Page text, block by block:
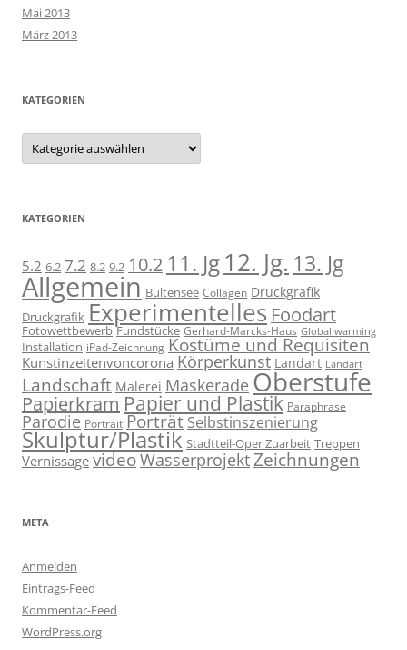
Mai 2013
März 2013
KATEGORIEN
Kategorien
KATEGORIEN
5.2 6.2 7.2 8.2 9.2 10.2 11. Jg12. Jg. 13. Jg
Allgemein Bultensee Collagen Druckgrafik
Druckgrafik Experimentelles Foodart
Fotowettbewerb Fundstücke Gerhard-Marcks-Haus Global warming
Installation iPad-Zeichnung Kostüme und Requisiten
Kunstinzeitenvoncorona Körperkunst Landart Landart
Landschaft Malerei Maskerade Oberstufe
Papierkram Papier und Plastik Paraphrase
Parodie Portrait Porträt Selbstinszenierung
Skulptur/Plastik Stadtteil-Oper Zuarbeit Treppen
Vernissage videoWasserprojekt Zeichnungen
META
Anmelden
Eintrags-Feed
Kommentar-Feed
WordPress.org